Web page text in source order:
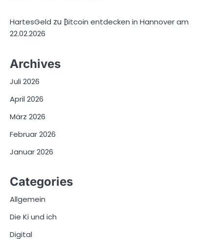
HartesGeld zu ₿itcoin entdecken in Hannover am
22.02.2026
Archives
Juli 2026
April 2026
März 2026
Februar 2026
Januar 2026
Categories
Allgemein
Die Ki und ich
Digital